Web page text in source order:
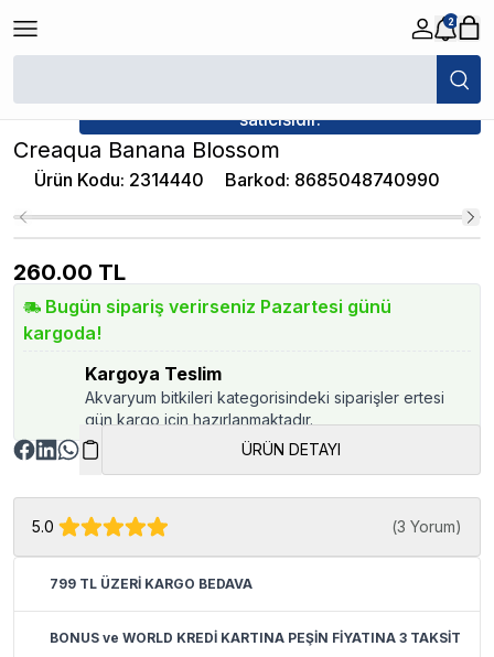
2
/
★ Atakan Petshop, Creaqua yetkili
satıcısıdır.
Creaqua Banana Blossom
Ürün Kodu: 2314440 Barkod: 8685048740990
260.00 TL
Bugün sipariş verirseniz Pazartesi günü
kargoda!
Kargoya Teslim
Akvaryum bitkileri kategorisindeki siparişler ertesi
gün kargo için hazırlanmaktadır.
ÜRÜN DETAYI
5.0 (3 Yorum)
799 TL ÜZERİ KARGO BEDAVA
BONUS ve WORLD KREDİ KARTINA PEŞİN FİYATINA 3 TAKSİT